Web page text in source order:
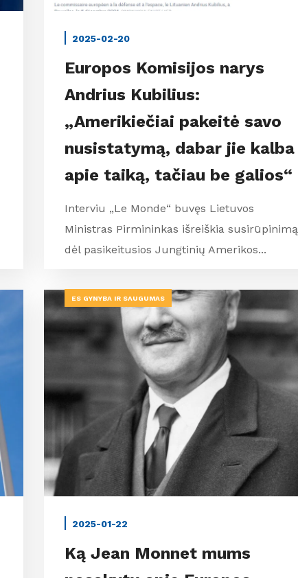
2025-02-20
Europos Komisijos narys
Andrius Kubilius:
„Amerikiečiai pakeitė savo
nusistatymą, dabar jie kalba
apie taiką, tačiau be galios“
Interviu „Le Monde“ buvęs Lietuvos
Ministras Pirmininkas išreiškia susirūpinimą
dėl pasikeitusios Jungtinių Amerikos...
ES GYNYBA IR SAUGUMAS
2025-01-22
Ką Jean Monnet mums